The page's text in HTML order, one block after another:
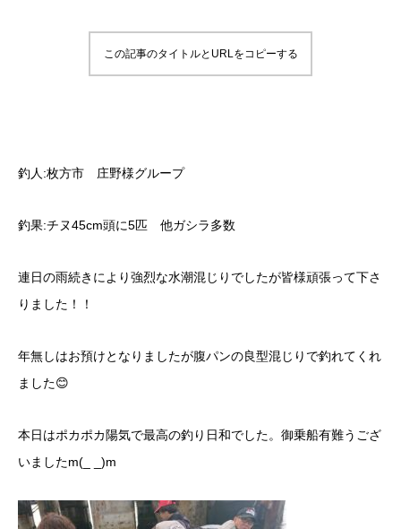
この記事のタイトルとURLをコピーする
釣人:枚方市 庄野様グループ
釣果:チヌ45cm頭に5匹 他ガシラ多数
連日の雨続きにより強烈な水潮混じりでしたが皆様頑張って下さ
りました！！
年無しはお預けとなりましたが腹パンの良型混じりで釣れてくれ
ました😊
本日はポカポカ陽気で最高の釣り日和でした。御乗船有難うござ
いましたm(_ _)m